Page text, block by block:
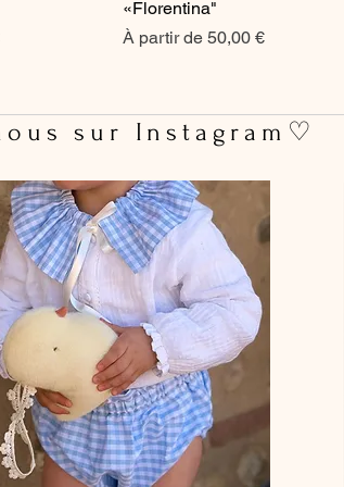
«Florentina"
À partir de 50,00 €
Prix promotionnel
sur Instagram♡